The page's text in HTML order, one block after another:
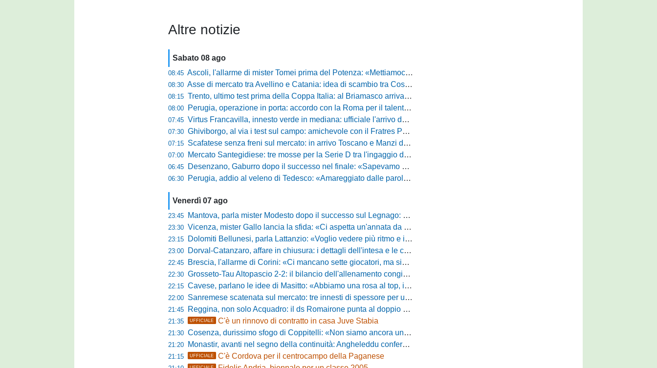
Altre notizie
Sabato 08 ago
08:45 Ascoli, l'allarme di mister Tomei prima del Potenza: «Mettiamoci l'elmetto, l'obiettivo è la salvezza e non dobbiamo vendere fumo!»
08:30 Asse di mercato tra Avellino e Catania: idea di scambio tra Cosimo Patierno e Kaleb Jimenez
08:15 Trento, ultimo test prima della Coppa Italia: al Briamasco arriva il triangolare con Südtirol e Campodarsego
08:00 Perugia, operazione in porta: accordo con la Roma per il talento Zelezny
07:45 Virtus Francavilla, innesto verde in mediana: ufficiale l'arrivo del classe 2008 Gianluca Ajello
07:30 Ghiviborgo, al via i test sul campo: amichevole con il Fratres Perignano e sguardo al nuovo girone E
07:15 Scafatese senza freni sul mercato: in arrivo Toscano e Manzi dall'Avellino per la Serie C
07:00 Mercato Santegidiese: tre mosse per la Serie D tra l'ingaggio di Diakhate e due rinnovi chiave
06:45 Desenzano, Gaburro dopo il successo nel finale: «Sapevamo che avremmo sofferto, ma si è vista la voglia di vincere»
06:30 Perugia, addio al veleno di Tedesco: «Amareggiato dalle parole di Alessandro Gaucci, mi hanno ferito umanamente»
Venerdì 07 ago
23:45 Mantova, parla mister Modesto dopo il successo sul Legnago: "Buona tenuta nervosa, ma dobbiamo migliorare"
23:30 Vicenza, mister Gallo lancia la sfida: «Ci aspetta un'annata da protagonisti in B, ma qui nessuno ha il posto fisso»
23:15 Dolomiti Bellunesi, parla Lattanzio: «Voglio vedere più ritmo e intensità, dobbiamo lasciare tutto sul campo»
23:00 Dorval-Catanzaro, affare in chiusura: i dettagli dell'intesa e le cifre dell'operazione
22:45 Brescia, l'allarme di Corini: «Ci mancano sette giocatori, ma siamo una squadra forte»
22:30 Grosseto-Tau Altopascio 2-2: il bilancio dell'allenamento congiunto e la risposta dei nuovi arrivi
22:15 Cavese, parlano le idee di Masitto: «Abbiamo una rosa al top, il pubblico del Lamberti ci spingerà lontano»
22:00 Sanremese scatenata sul mercato: tre innesti di spessore per un attacco da sogni
21:45 Reggina, non solo Acquadro: il ds Romairone punta al doppio colpo Baldan-Volpicelli
21:35 UFFICIALE C'è un rinnovo di contratto in casa Juve Stabia
21:30 Cosenza, durissimo sfogo di Coppitelli: «Non siamo ancora una squadra, ora serve tirare una riga!»
21:20 Monastir, avanti nel segno della continuità: Angheleddu confermato in panchina, in attacco arriva Loru
21:15 UFFICIALE C'è Cordova per il centrocampo della Paganese